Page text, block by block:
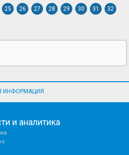
25 26 27 28 29 30 31 32
ИНФОРМАЦИЯ
и аналитика